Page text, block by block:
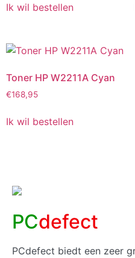
Ik wil bestellen
Toner HP W2211A Cyan
€168,95
Ik wil bestellen
PCdefect
PCdefect biedt een zeer